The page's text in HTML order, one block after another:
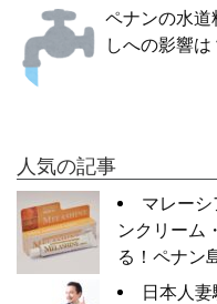
ペナンの水道
しへの影響は
人気の記事
マレー
ンクリーム
る！ペナン
日本人